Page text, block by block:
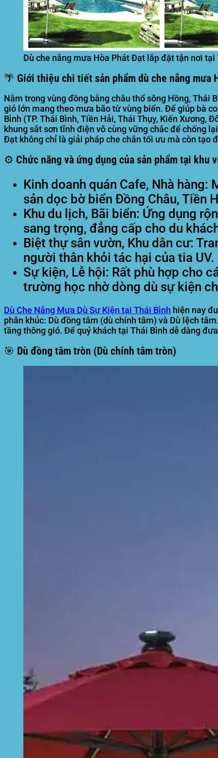
Dù che nắng mưa Hòa Phát Đạt lắp đặt tận nơi tại
🌴 Giới thiệu chi tiết sản phẩm dù che nắng mưa
Nằm trong vùng đồng bằng châu thổ sông Hồng,
gió lớn mang theo mưa bão từ vùng biển. Để giúp bà
Bình (TP. Thái Bình, Tiền Hải, Thái Thụy, Kiến Xương,
khung sắt sơn tĩnh điện vô cùng vững chắc để chống
Đạt không chỉ là giải pháp che chắn tối ưu mà còn tạo
⚙️ Chức năng và ứng dụng của sản phẩm tại khu
Kinh doanh quán Cafe, Nhà hàng:
sản dọc bờ biển Đồng Châu, Tiền
Khu du lịch, Bãi biển: Ứng dụng
sang trọng, đẳng cấp cho du
Biệt thự sân vườn, Khu dân cư:
người thân khỏi tác hại của tia UV.
Sự kiện, Lễ hội: Rất phù hợp cho
trường học nhờ dòng dù sự kiện
Dù Che Nắng Mưa Dù Sự Kiện tại Thái Bình hiện nay
phân khúc: Dù đồng tâm (dù chính tâm) và Dù lệch
tầng thông gió. Để quý khách tại Thái Bình dễ dàng
🎯 Dù đồng tâm tròn (Dù chính tâm tròn)